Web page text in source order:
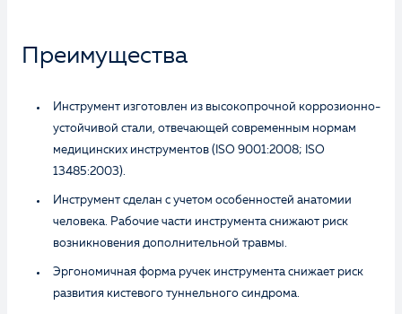
Преимущества
Инструмент изготовлен из высокопрочной коррозионно-
устойчивой стали, отвечающей современным нормам
медицинских инструментов (ISO 9001:2008; ISO
13485:2003).
Инструмент сделан с учетом особенностей анатомии
человека. Рабочие части инструмента снижают риск
возникновения дополнительной травмы.
Эргономичная форма ручек инструмента снижает риск
развития кистевого туннельного синдрома.